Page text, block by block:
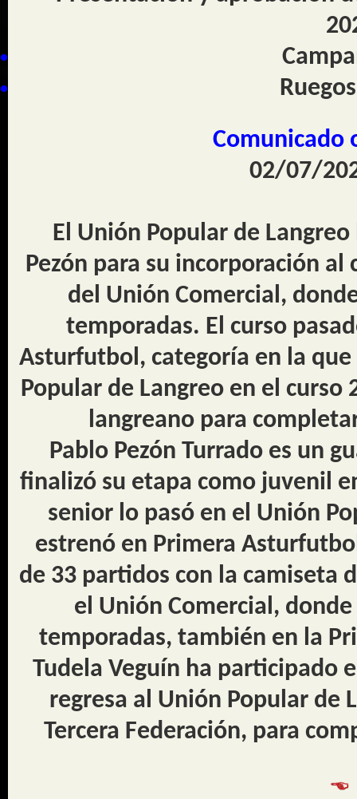
Comunicado
02/07/
El Unión Popular de
Pezón para su incorporación
del Unión Comercial,
temporadas. El curso
Asturfutbol, categoría en la
Popular de Langreo en el
langreano para
Pablo Pezón Turrado es un
finalizó su etapa como juvenil
senior lo pasó en el Unión
estrenó en Primera
de 33 partidos con la camiseta
el Unión Comercial,
temporadas, también en la
Tudela Veguín ha participado
regresa al Unión Popular de
Tercera Federación, para